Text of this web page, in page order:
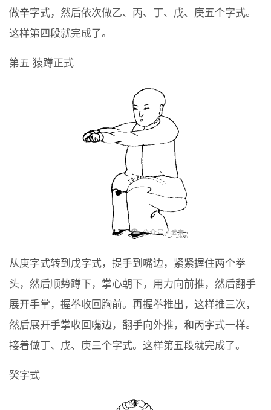
做辛字式，然后依次做乙、丙、丁、戊、庚五个字式。
这样第四段就完成了。
第五 猿蹲正式
从庚字式转到戊字式，提手到嘴边，紧紧握住两个拳
头，然后顺势蹲下，掌心朝下，用力向前推，然后翻手
展开手掌，握拳收回胸前。再握拳推出，这样推三次，
然后展开手掌收回嘴边，翻手向外推，和丙字式一样。
接着做丁、戊、庚三个字式。这样第五段就完成了。
癸字式